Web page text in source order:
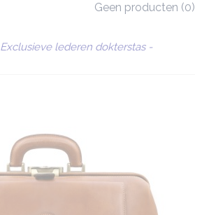
Geen producten (0)
Exclusieve lederen dokterstas -